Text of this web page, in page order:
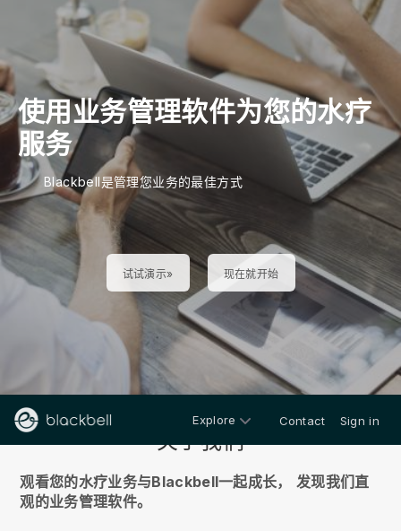
使用业务管理软件为您的水疗
服务
Blackbell是管理您业务的最佳方式
试试演示» 现在就开始
Explore Contact Sign in
关于我们
观看您的水疗业务与Blackbell一起成长，
发现我们直
观的业务管理软件。